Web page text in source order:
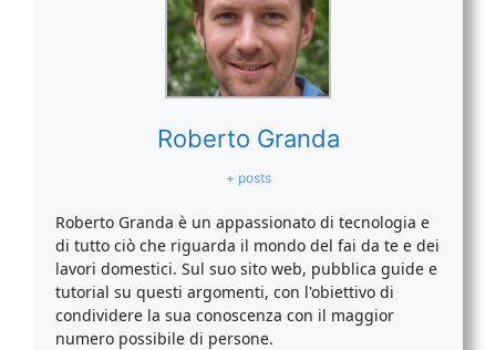
Roberto Granda
+ posts
Roberto Granda è un appassionato di tecnologia e
di tutto ciò che riguarda il mondo del fai da te e dei
lavori domestici. Sul suo sito web, pubblica guide e
tutorial su questi argomenti, con l'obiettivo di
condividere la sua conoscenza con il maggior
numero possibile di persone.